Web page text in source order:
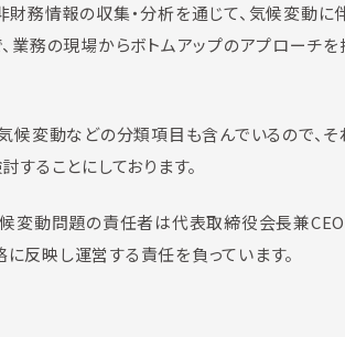
務情報の収集・分析を通じて、気候変動に
業務の現場からボトムアップのアプローチ
候変動などの分類項目も含んでいるので、
ることにしております。
変動問題の責任者は代表取締役会長兼CEO
反映し運営する責任を負っています。